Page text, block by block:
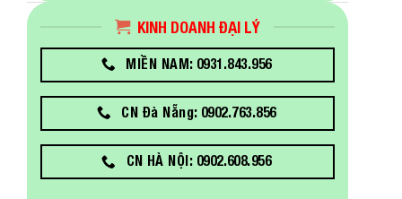
KINH DOANH ĐẠI LÝ
MIỀN NAM: 0931.843.956
CN Đà Nẵng: 0902.763.856
CN HÀ NỘI: 0902.608.956